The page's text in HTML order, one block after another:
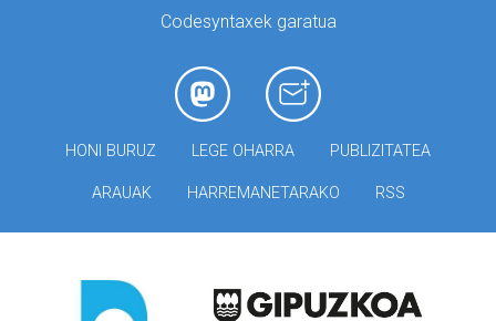
Codesyntaxek garatua
HONI BURUZ LEGE OHARRA PUBLIZITATEA
ARAUAK HARREMANETARAKO RSS